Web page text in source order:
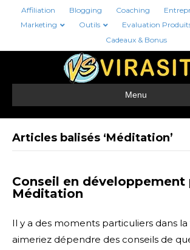
Affiliation Blogging Coaching
Marketing
Outils Evaluation
Cadeaux & Bonus
Menu
Articles balisés ‘Méditation’
Conseil en développement
Méditation
Il y a des moments particuliers dans la
aimeriez dépendre des conseils de